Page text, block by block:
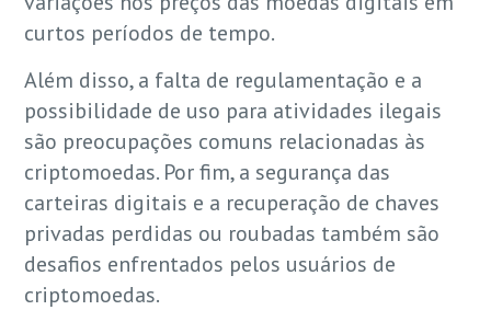
curtos períodos de tempo.
Além disso, a falta de regulamentação e a
possibilidade de uso para atividades ilegais
são preocupações comuns relacionadas às
criptomoedas. Por fim, a segurança das
carteiras digitais e a recuperação de chaves
privadas perdidas ou roubadas também são
desafios enfrentados pelos usuários de
criptomoedas.